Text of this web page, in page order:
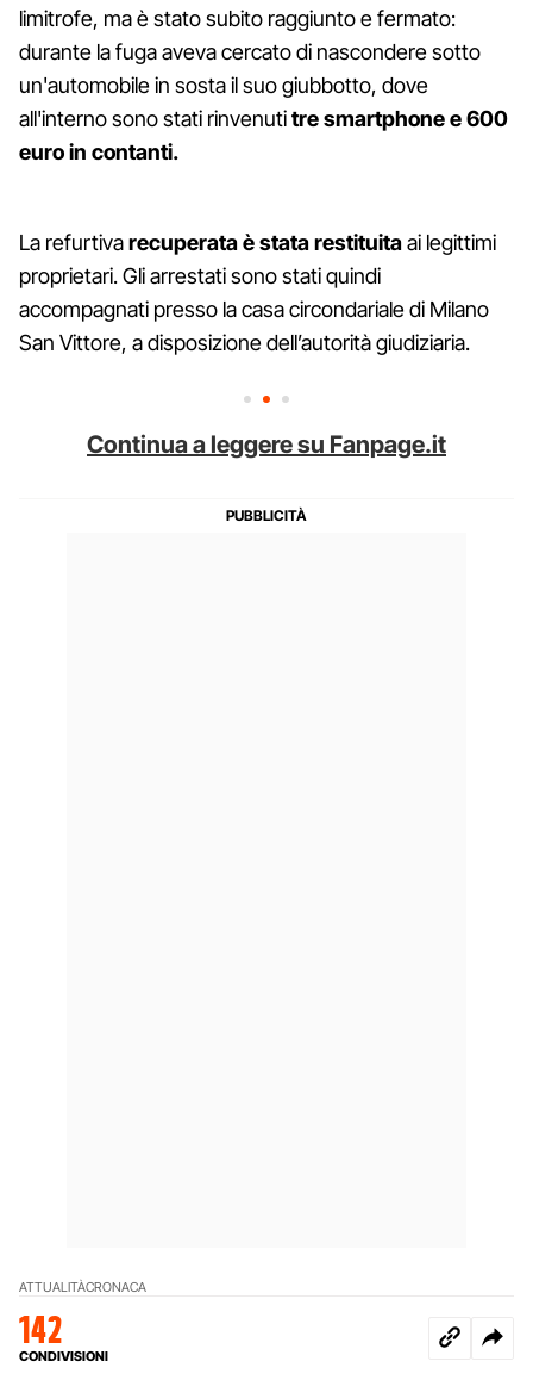
limitrofe, ma è stato subito raggiunto e fermato:
durante la fuga aveva cercato di nascondere sotto
un'automobile in sosta il suo giubbotto, dove
all'interno sono stati rinvenutitre smartphone e 600
euro in contanti.
La refurtivarecuperata è stata restituitaai legittimi
proprietari. Gli arrestati sono stati quindi
accompagnati presso la casa circondariale di Milano
San Vittore, a disposizione dell’autorità giudiziaria.
Continua a leggere su Fanpage.it
ATTUALITÀCRONACA
142
CONDIVISIONI